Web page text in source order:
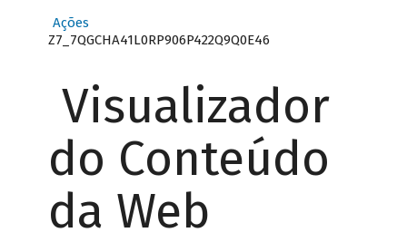
Ações
Z7_7QGCHA41L0RP906P422Q9Q0E46
Visualizador
do Conteúdo
da Web